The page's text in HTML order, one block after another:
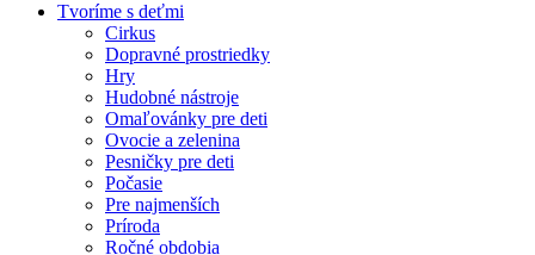
Tvoríme s deťmi
Cirkus
Dopravné prostriedky
Hry
Hudobné nástroje
Omaľovánky pre deti
Ovocie a zelenina
Pesničky pre deti
Počasie
Pre najmenších
Príroda
Ročné obdobia